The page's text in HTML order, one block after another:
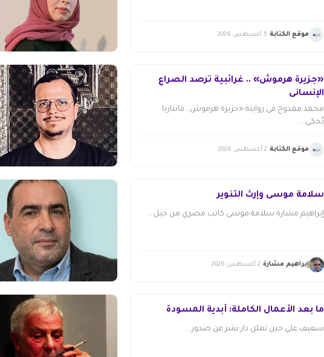
موقع الكتابة 5 أغسطس 2026
«جزيرة هرموش» .. غرائبية ترصد الصراع
الإنسانى
محمد ممدوح فى روايته «جزيرة هرموش.. فانتازيا
يُحكى...
موقع الكتابة 2 أغسطس 2026
سلامة موسى وإرث التّنوير
إبراهيم مشارة سلامة موسى كاتب مصري من جيل...
إبراهيم مشارة 2 أغسطس 2026
ما بعد الأعمال الكاملة: أبدية المسودة
سعيف علي حين تعلن دار نشر عن صدور...